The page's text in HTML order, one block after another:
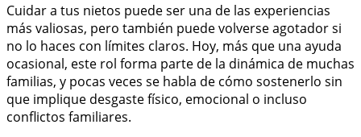
Cuidar a tus nietos puede ser una de las experiencias
más valiosas, pero también puede volverse agotador si
no lo haces con límites claros. Hoy, más que una ayuda
ocasional, este rol forma parte de la dinámica de muchas
familias, y pocas veces se habla de cómo sostenerlo sin
que implique desgaste físico, emocional o incluso
conflictos familiares.